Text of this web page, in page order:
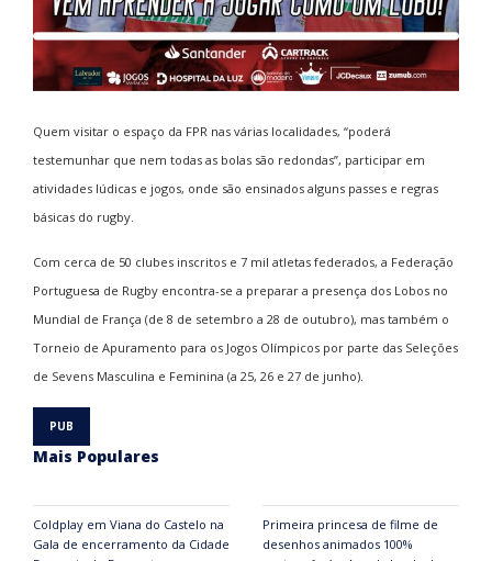
Quem visitar o espaço da FPR nas várias localidades, “poderá
testemunhar que nem todas as bolas são redondas”, participar em
atividades lúdicas e jogos, onde são ensinados alguns passes e regras
básicas do rugby.
Com cerca de 50 clubes inscritos e 7 mil atletas federados, a Federação
Portuguesa de Rugby encontra-se a preparar a presença dos Lobos no
Mundial de França (de 8 de setembro a 28 de outubro), mas também o
Torneio de Apuramento para os Jogos Olímpicos por parte das Seleções
de Sevens Masculina e Feminina (a 25, 26 e 27 de junho).
Mais Populares
Coldplay em Viana do Castelo na
Gala de encerramento da Cidade
Primeira princesa de filme de
desenhos animados 100%